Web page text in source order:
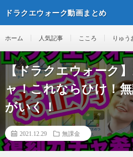
ドラクエウォーク動画まとめ
ホーム 人気記事 こころ りゅう
【ドラクエウォーク
ャ！これならひけ！
がいく！
2021.12.29 無課金